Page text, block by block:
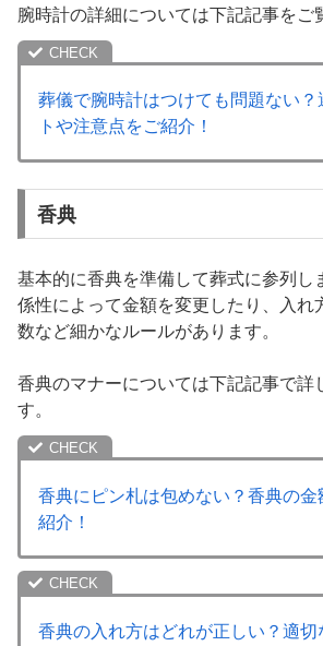
腕時計の詳細については下記記事をご
葬儀で腕時計はつけても問題ない
トや注意点をご紹介！
香典
基本的に香典を準備して葬式に参列し
係性によって金額を変更したり、入れ
数など細かなルールがあります。
香典のマナーについては下記記事で詳
す。
香典にピン札は包めない？香典の
紹介！
香典の入れ方はどれが正しい？適